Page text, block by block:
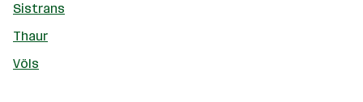
Sistrans
Thaur
Völs